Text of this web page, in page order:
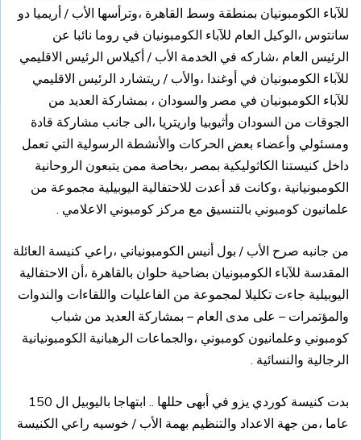
للآباء الكومبونيان بمنطقة وسط القاهرة ،وترأسها الأب / أريميا دو
سانتوس ،الوكيل العام للآباء الكومبونيان في روما نائبا عن
الرئيس العام ،شاركه في الخدمة الأب / أكيلاس الرئيس الاقليمي
للآباء الكومبونيان في أوغندا ،والأب / ريتشارد الرئيس الاقليمي
للآباء الكومبونيان في مصر والسودان ، بمشاركة العديد من
الجوقات من السودان وأثيوبيا واريتريا ،الى جانب مشاركة قادة
ومسئولي وأعضاء بعض الحركات والأنشطة الرسولية التي تعمل
داخل كنيستنا الكاثوليكية بمصر ،بخاصة ممن يتبعون الروحانية
الكومبونيانية ،وكانت قد أعدت للاحتفالية اليوبيلية مجموعة من
علمانيون كومبوني بالتنسيق مع مركز كومبوني الاعلامي .
من جانبه صرح الأب / بول أنيس الكومبونياني ،راعي كنيسة العائلة
المقدسة للآباء الكومبونيان بضاحية حلوان بالقاهرة ،أن الاحتفالية
اليوبيلية جاءت تكليلا لمجموعة من الفاعليات واللقاءات والندوات
والمؤتمرات – على مدى العام – بمشاركة العديد من شباب
كومبوني وعلمانيون كومبوني ،والجماعات الرهبانية الكومبونيانية
الرجالية والنسائية .
بدت كنيسة كوردي يزو في أبهى حللها .. ابتهاجا باليوبيل ال 150
عاما ،من جهة الاعداد والتنظيم بهمة الأب / خوسيه راعي الكنيسة